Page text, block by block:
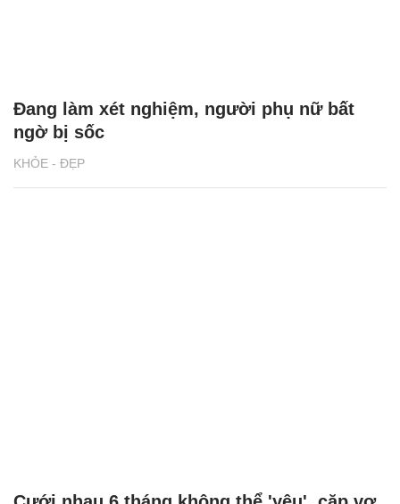
KHỎE - ĐẸP
Đang làm xét nghiệm, người phụ nữ bất
ngờ bị sốc